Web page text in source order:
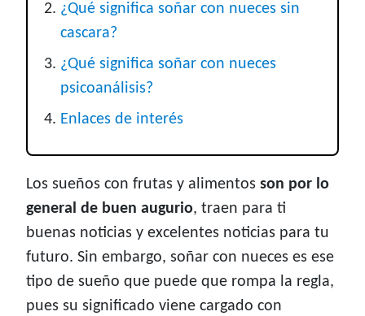
¿Qué significa soñar con nueces sin
cascara?
¿Qué significa soñar con nueces
psicoanálisis?
Enlaces de interés
Los sueños con frutas y alimentos son por lo
general de buen augurio, traen para ti
buenas noticias y excelentes noticias para tu
futuro. Sin embargo, soñar con nueces es ese
tipo de sueño que puede que rompa la regla,
pues su significado viene cargado con